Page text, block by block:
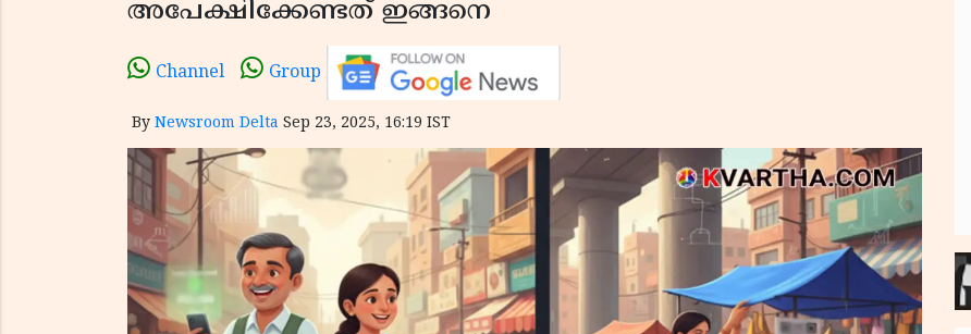
അപേക്ഷിക്കേണ്ടത് ഇങ്ങനെ
Channel Group
By Newsroom Delta Sep 23, 2025, 16:19 IST